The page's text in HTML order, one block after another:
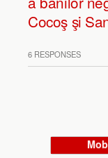
Cocoş şi
6 RESPONSES